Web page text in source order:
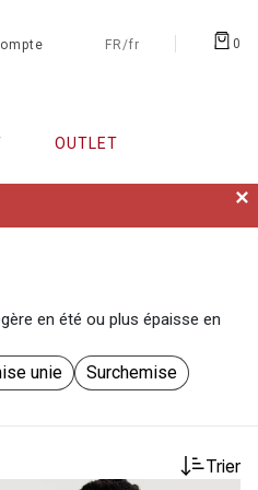
FR/fr 0
OUTLET
✕
en été ou plus épaisse en
unie Surchemise
Trier